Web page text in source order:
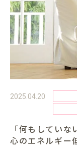
2025.04.20
「何もしてい
心のエネルギー